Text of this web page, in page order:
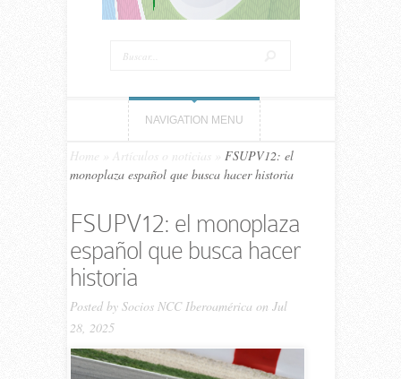
NAVIGATION MENU
Home Artículos o noticias
FSUPV12: el
monoplaza español que busca hacer historia
FSUPV12: el monoplaza
español que busca hacer
historia
Posted by Socios NCC Iberoamérica on Jul
28, 2025